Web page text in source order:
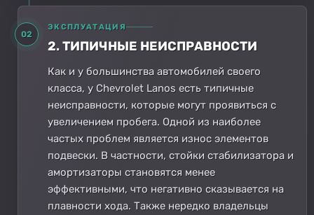
02
ЭКСПЛУАТАЦИЯ
2. ТИПИЧНЫЕ НЕИСПРАВНОСТИ
Как и у большинства автомобилей своего
класса, у Chevrolet Lanos есть типичные
неисправности, которые могут проявиться с
увеличением пробега. Одной из наиболее
частых проблем является износ элементов
подвески. В частности, стойки стабилизатора и
амортизаторы становятся менее
эффективными, что негативно сказывается на
плавности хода. Также нередко владельцы